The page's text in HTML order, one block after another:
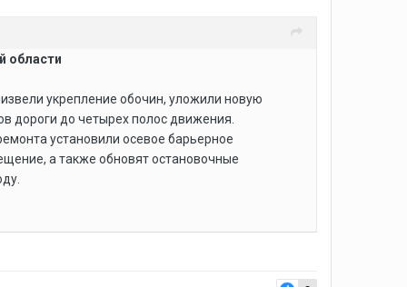
области
укрепление обочин, уложили новую
дороги до четырех полос движения.
установили осевое барьерное
а также обновят остановочные